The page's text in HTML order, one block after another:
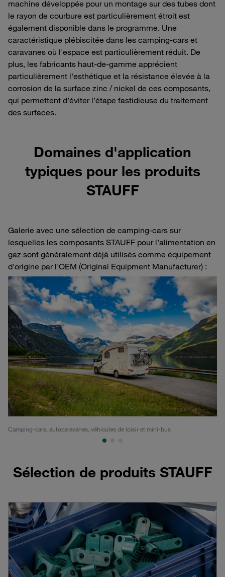
machine développée pour un montage sur des tubes dont
le rayon de courbure est particulièrement étroit est
également disponible dans le programme. Une
caractéristique plébiscitée dans les camping-cars et
caravanes où l'espace est particulièrement réduit. De
plus, les fabricants haut-de-gamme apprécient
particulièrement l'esthétique et la résistance élevée à la
corrosion de la surface zinc / nickel de ces composants,
qui permettent d’éviter l’étape fastidieuse du traitement
des surfaces.
Domaines d'application
typiques pour les produits
STAUFF
Galerie avec une sélection de camping-cars sur
lesquelles les composants STAUFF pour l’alimentation en
gaz sont généralement déjà utilisés comme équipement
d'origine par l'OEM (Original Equipment Manufacturer) :
Camping-cars, autocaravanes, véhicules de loisir et mini-bus
Sélection de produits STAUFF